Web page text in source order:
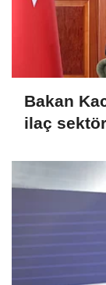
Bakan
ilaç